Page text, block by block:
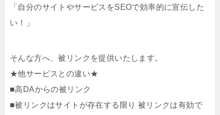
「自分のサイトやサービスをSEOで効率的に宣伝した
い！」
そんな方へ、被リンクを提供いたします。
★他サービスとの違い★
■高DAからの被リンク
■被リンクはサイトが存在する限り 被リンクは有効で